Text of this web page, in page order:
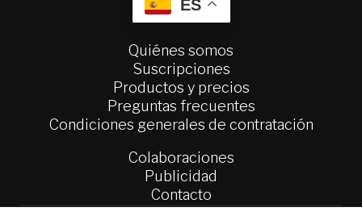
ES
Quiénes somos
Suscripciones
Productos y precios
Preguntas frecuentes
Condiciones generales de contratación
Colaboraciones
Publicidad
Contacto